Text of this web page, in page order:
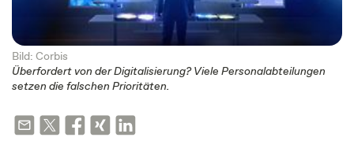
Bild: Corbis
Überfordert von der Digitalisierung? Viele Personalabteilungen
setzen die falschen Prioritäten.